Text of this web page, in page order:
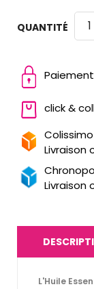
QUANTITÉ
Paiement
click &
L'Huile